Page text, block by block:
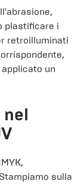
plastificare i
retroilluminati
un
nel
sulla